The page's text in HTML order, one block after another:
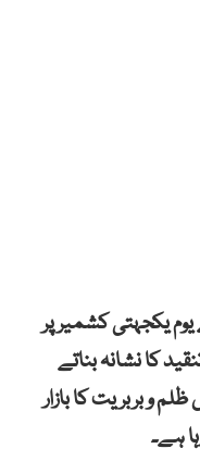
یوم یکجہتی کشمیر پر
کا نشانہ بناتے
و بربریت کا بازار
ہے۔